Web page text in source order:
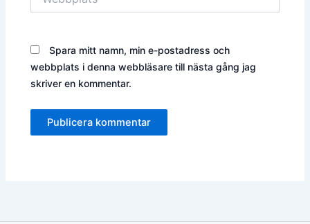
Spara mitt namn, min e-postadress och
webbplats i denna webbläsare till nästa gång jag
skriver en kommentar.